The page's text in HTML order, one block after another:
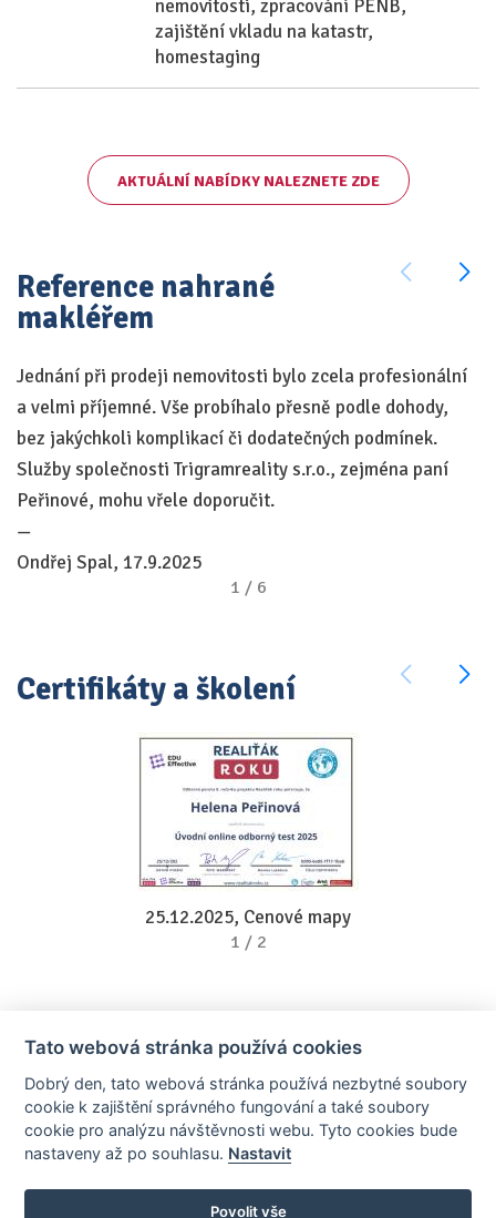
nemovitosti, zpracování PENB,
zajištění vkladu na katastr,
homestaging
AKTUÁLNÍ NABÍDKY NALEZNETE ZDE
Reference nahrané
makléřem
Jednání při prodeji nemovitosti bylo zcela profesionální
a velmi příjemné. Vše probíhalo přesně podle dohody,
bez jakýchkoli komplikací či dodatečných podmínek.
Služby společnosti Trigramreality s.r.o., zejména paní
Peřinové, mohu vřele doporučit.
—
Ondřej Spal, 17.9.2025
1 / 6
Certifikáty a školení
25.12.2025, Cenové mapy
1 / 2
Stránky vytvořeny v iD-SIGN
Tato webová stránka používá cookies
Dobrý den, tato webová stránka používá nezbytné soubory
cookie k zajištění správného fungování a také soubory
cookie pro analýzu návštěvnosti webu. Tyto cookies bude
nastaveny až po souhlasu. Nastavit
Povolit vše